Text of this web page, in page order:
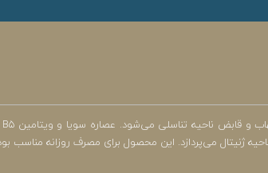
ژنیتال می‌پردازد. این محصول برای مصرف روزانه